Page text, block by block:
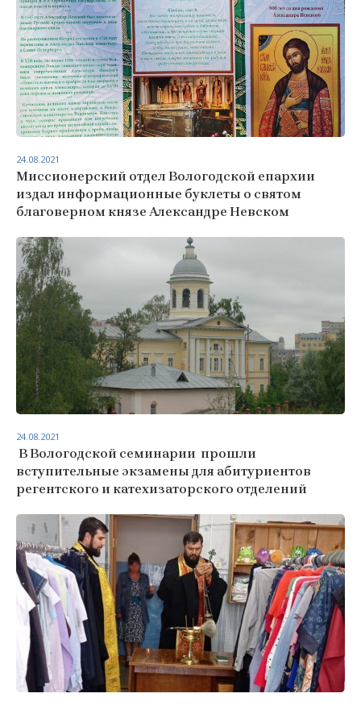
Миссионерский отдел Вологодской епархии
издал информационные буклеты о святом
благоверном князе Александре Невском
24.08.2021
В Вологодской семинарии прошли
вступительные экзамены для абитуриентов
регентского и катехизаторского отделений
24.08.2021